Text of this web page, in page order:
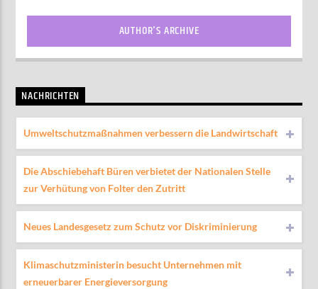
AUTHOR'S ARCHIVE
NACHRICHTEN
Umweltschutzmaßnahmen verbessern die Landwirtschaft
Die Abschiebehaft Büren verbietet der Nationalen Stelle
zur Verhütung von Folter den Zutritt
Neues Landesgesetz zum Schutz vor Diskriminierung
Klimaschutzministerin besucht Unternehmen mit
erneuerbarer Energieversorgung